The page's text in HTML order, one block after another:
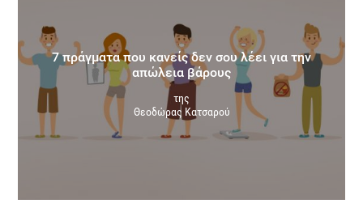
7 πράγματα που κανείς δεν σου λέει για την
απώλεια βάρους
της
Θεοδώρας Κατσαρού